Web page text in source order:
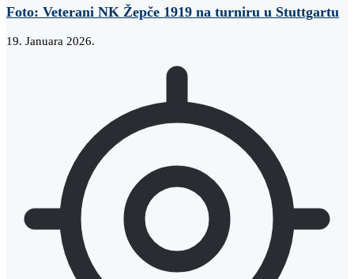
Foto: Veterani NK Žepče 1919 na turniru u Stuttgartu
19. Januara 2026.